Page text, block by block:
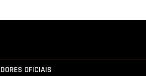
OFICIAIS